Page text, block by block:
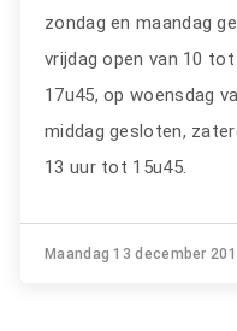
zondag en maandag
vrijdag open van 10
17u45, op woensdag
middag gesloten,
13 uur tot 15u45.
Maandag 13 december